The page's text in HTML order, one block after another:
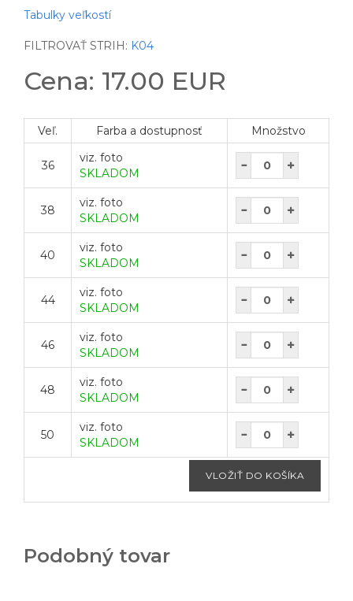
Tabulky veľkostí
FILTROVAŤ STRIH: K04
Cena: 17.00 EUR
Veľ. Farba a dostupnosť Množstvo
36
viz. foto
SKLADOM
38
viz. foto
SKLADOM
40
viz. foto
SKLADOM
44
viz. foto
SKLADOM
46
viz. foto
SKLADOM
48
viz. foto
SKLADOM
50
viz. foto
SKLADOM
Podobný tovar